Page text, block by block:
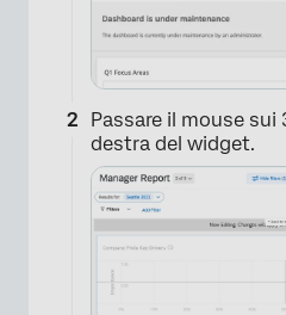
Passare il mouse
destra del widget.